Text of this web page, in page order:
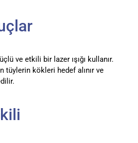
ve etkili bir lazer ışığı kullanır.
tüylerin kökleri hedef alınır ve